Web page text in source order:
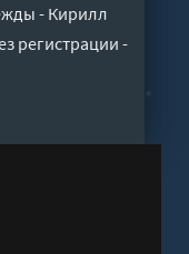
- Кирилл
регистрации -